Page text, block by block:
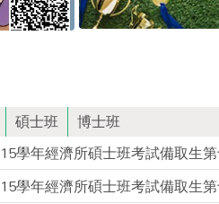
碩士班 博士班
學年經濟所碩士班考試備取生
學年經濟所碩士班考試備取生